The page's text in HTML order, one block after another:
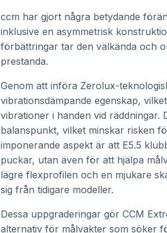
ccm har gjort några betydande
inklusive en asymmetrisk
förbättringar tar den välkända och
prestanda.
Genom att införa Zerolux-
vibrationsdämpande egenskap,
vibrationer i handen vid räddningar.
balanspunkt, vilket minskar risken
imponerande aspekt är att E5.5
puckar, utan även för att hjälpa
lägre flexprofilen och en mjukare
sig från tidigare modeller.
Dessa uppgraderingar gör CCM
alternativ för målvakter som söker